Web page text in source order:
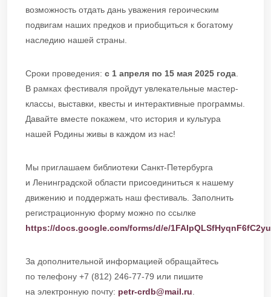
возможность отдать дань уважения героическим
подвигам наших предков и приобщиться к богатому
наследию нашей страны.
Сроки проведения: с 1 апреля по 15 мая 2025 года
В рамках фестиваля пройдут увлекательные мастер-
классы, выставки, квесты и интерактивные программы.
Давайте вместе покажем, что история и культура
нашей Родины живы в каждом из нас!
Мы приглашаем библиотеки Санкт-Петербурга
и Ленинградской области присоединиться к нашему
движению и поддержать наш фестиваль. Заполнить
регистрационную форму можно по ссылке
https://docs.google.com/forms/d/e/
За дополнительной информацией обращайтесь
по телефону +7 (812) 246-77-79 или пишите
на электронную почту: petr-crdb@mail.ru